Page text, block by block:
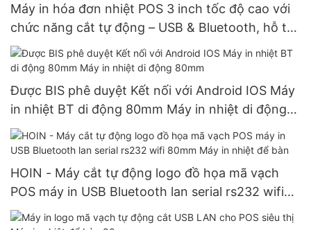
Máy in hóa đơn nhiệt POS 3 inch tốc độ cao với
chức năng cắt tự động – USB & Bluetooth, hỗ trợ
mã vạch 1D/2D
Được BIS phê duyệt Kết nối với Android IOS Máy
in nhiệt BT di động 80mm Máy in nhiệt di động
80mm
HOIN - Máy cắt tự động logo đồ họa mã vạch
POS máy in USB Bluetooth lan serial rs232 wifi
80mm Máy in nhiệt để bàn